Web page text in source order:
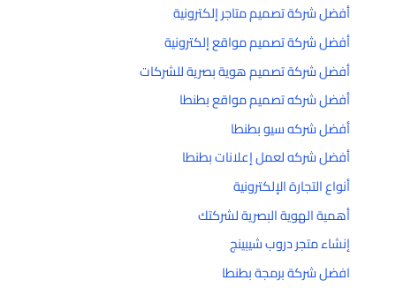
أفضل شركة تصميم متاجر إلكترونية
أفضل شركة تصميم مواقع إلكترونية
أفضل شركة تصميم هوية بصرية للشركات
أفضل شركه تصميم مواقع بطنطا
أفضل شركه سيو بطنطا
أفضل شركه لعمل إعلانات بطنطا
أنواع التجارة الإلكترونية
أهمية الهوية البصرية لشركتك
إنشاء متجر دروب شيبينج
افضل شركة برمجة بطنطا